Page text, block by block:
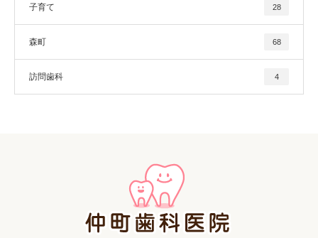
子育て 28
森町 68
訪問歯科 4